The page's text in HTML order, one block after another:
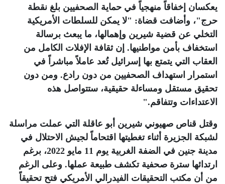
يعكسان إخفاقاً منهجياً في حماية الصحفيين بلغ نقطة
حرج"، وأضافت قضاة: "لا يمكن للسلطات الأمريكية
التخلي عن قضية شيرين وإهمالها، ما يبعث برسالة
استخفاف بأمن مواطنيها. إن ثقافة الإفلات الكامل من
العقاب التي يتمتع بها إسرائيل تُعد عاملاً مباشراً في
استمرار استهداف الصحفيين من دون رادع. ومن دون
تحقيق مستقل ومساءلة حقيقية، ستتواصل هذه
الاعتداءات وتتفاقم".
وقتل قناص صهيوني شيرين أبو عاقلة التي عملت مراسلة
لشبكة الجزيرة أثناء تغطيتها اقتحاماً لجيش الاحتلال في
مدينة جنين في الضفة الغربية يوم 11 مايو 2022، برغم
ارتدائها سترة صحفية تكشف طبيعة عملها. وعلى الرغم
من أن مكتب التحقيقات الفيدرالي الأمريكي فتح تحقيقاً